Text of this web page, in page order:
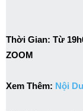
Thời Gian: Từ
ZOOM
Xem Thêm: Nội